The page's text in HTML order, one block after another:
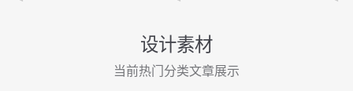
设计素材
当前热门分类文章展示